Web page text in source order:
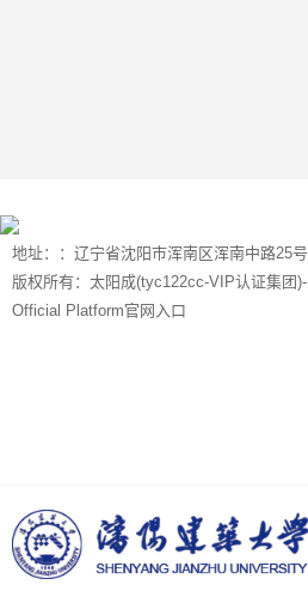
地址：：辽宁省沈阳市浑南区浑南中路25号
版权所有：太阳成(tyc122cc-VIP认证集团)-
Official Platform官网入口